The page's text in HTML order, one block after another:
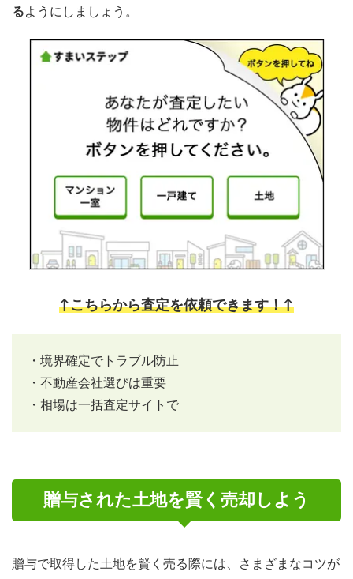
るようにしましょう。
↑こちらから査定を依頼できます！↑
・境界確定でトラブル防止
・不動産会社選びは重要
・相場は一括査定サイトで
贈与された土地を賢く売却しよう
贈与で取得した土地を賢く売る際には、さまざまなコツが